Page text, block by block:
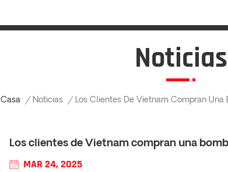
Noticias
Casa / Noticias / Los Clientes De Vietnam Compran Una
Los clientes de Vietnam compran una
MAR 24, 2025